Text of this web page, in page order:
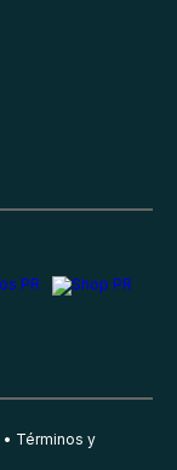
Términos y